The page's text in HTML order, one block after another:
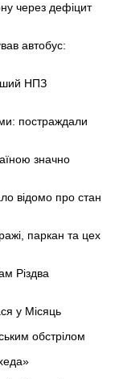
через дефіцит
автобус:
НПЗ
постраждали
значно
відомо про стан
паркан та цех
Різдва
у Місяць
обстрілом